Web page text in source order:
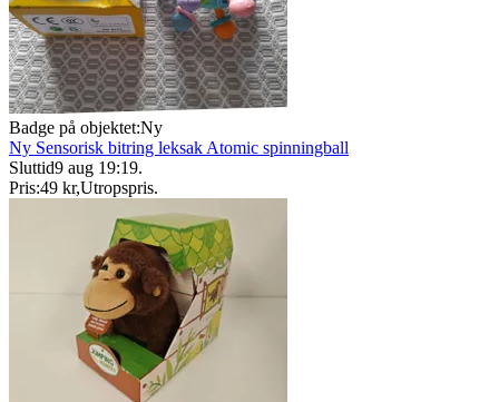
Badge på objektet:Ny
Ny Sensorisk bitring leksak Atomic spinningball
Sluttid9 aug 19:19.
Pris:49 kr,Utropspris.